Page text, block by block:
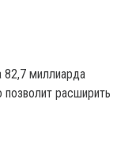
82,7 миллиарда
позволит расширить